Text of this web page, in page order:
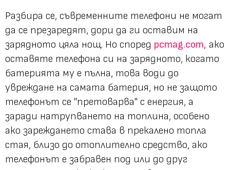
Разбира се, съвременните телефони не могат
да се презаредят, дори да ги оставим на
зарядното цяла нощ. Но според pcmag.com, ако
оставяте телефона си на зарядното, когато
батерията му е пълна, това води до
увреждане на самата батерия, но не защото
телефонът се "претоварва" с енергия, а
заради натрупването на топлина, особено
ако зареждането става в прекалено топла
стая, близо до отоплително средство, ако
телефонът е забравен под или до друг